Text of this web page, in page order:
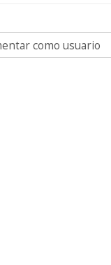
como usuario